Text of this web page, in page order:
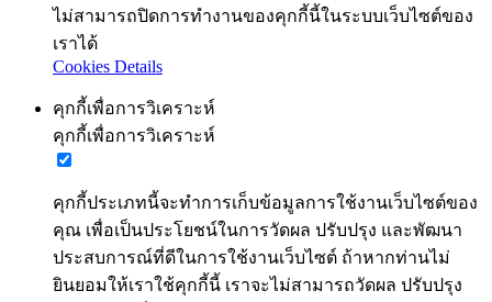
ไม่สามารถปิดการทำงานของคุกกี้นี้ในระบบเว็บไซต์ของ
เราได้
Cookies Details
คุกกี้เพื่อการวิเคราะห์
คุกกี้เพื่อการวิเคราะห์
คุกกี้ประเภทนี้จะทำการเก็บข้อมูลการใช้งานเว็บไซต์ของ
คุณ เพื่อเป็นประโยชน์ในการวัดผล ปรับปรุง และพัฒนา
ประสบการณ์ที่ดีในการใช้งานเว็บไซต์ ถ้าหากท่านไม่
ยินยอมให้เราใช้คุกกี้นี้ เราจะไม่สามารถวัดผล ปรับปรุง